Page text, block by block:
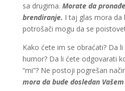
sa drugima. Morate da
brendiranje. I taj glas mora da
potrošači mogu da se
Kako ćete im se obraćati? Da
humor? Da li ćete odgovarati
“mi”? Ne postoji pogrešan
mora da bude dosledan